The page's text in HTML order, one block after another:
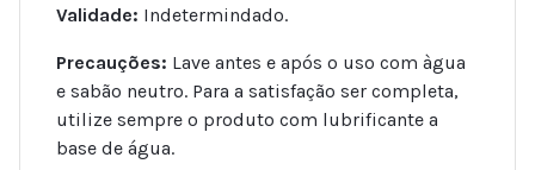
Validade: Indetermindado.
Precauções: Lave antes e após o uso com àgua
e sabão neutro. Para a satisfação ser completa,
utilize sempre o produto com lubrificante a
base de água.